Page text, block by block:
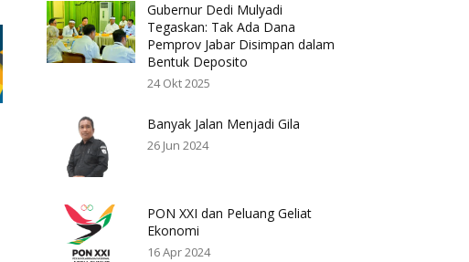
Gubernur Dedi Mulyadi
Tegaskan: Tak Ada Dana
Pemprov Jabar Disimpan dalam
Bentuk Deposito
24 Okt 2025
Banyak Jalan Menjadi Gila
26 Jun 2024
PON XXI dan Peluang Geliat
Ekonomi
16 Apr 2024